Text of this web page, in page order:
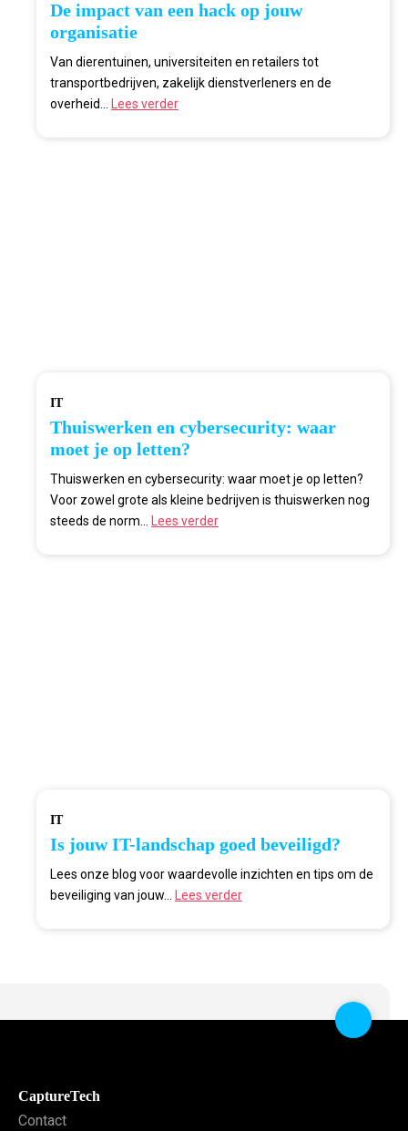
De impact van een hack op jouw
organisatie
Van dierentuinen, universiteiten en retailers tot
transportbedrijven, zakelijk dienstverleners en de
overheid... Lees verder
IT
Thuiswerken en cybersecurity: waar
moet je op letten?
Thuiswerken en cybersecurity: waar moet je op letten?
Voor zowel grote als kleine bedrijven is thuiswerken nog
steeds de norm...
Lees verder
IT
Is jouw IT-landschap goed beveiligd?
Lees onze blog voor waardevolle inzichten en tips om de
beveiliging van jouw...
Lees verder
CaptureTech
Contact